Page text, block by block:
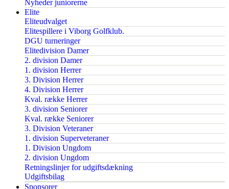
Nyheder juniorerne
Elite
Eliteudvalget
Elitespillere i Viborg Golfklub.
DGU turneringer
Elitedivision Damer
2. division Damer
1. division Herrer
3. Division Herrer
4. Division Herrer
Kval. række Herrer
3. division Seniorer
Kval. række Seniorer
3. Division Veteraner
1. division Superveteraner
1. Division Ungdom
2. division Ungdom
Retningslinjer for udgiftsdækning
Udgiftsbilag
Sponsorer